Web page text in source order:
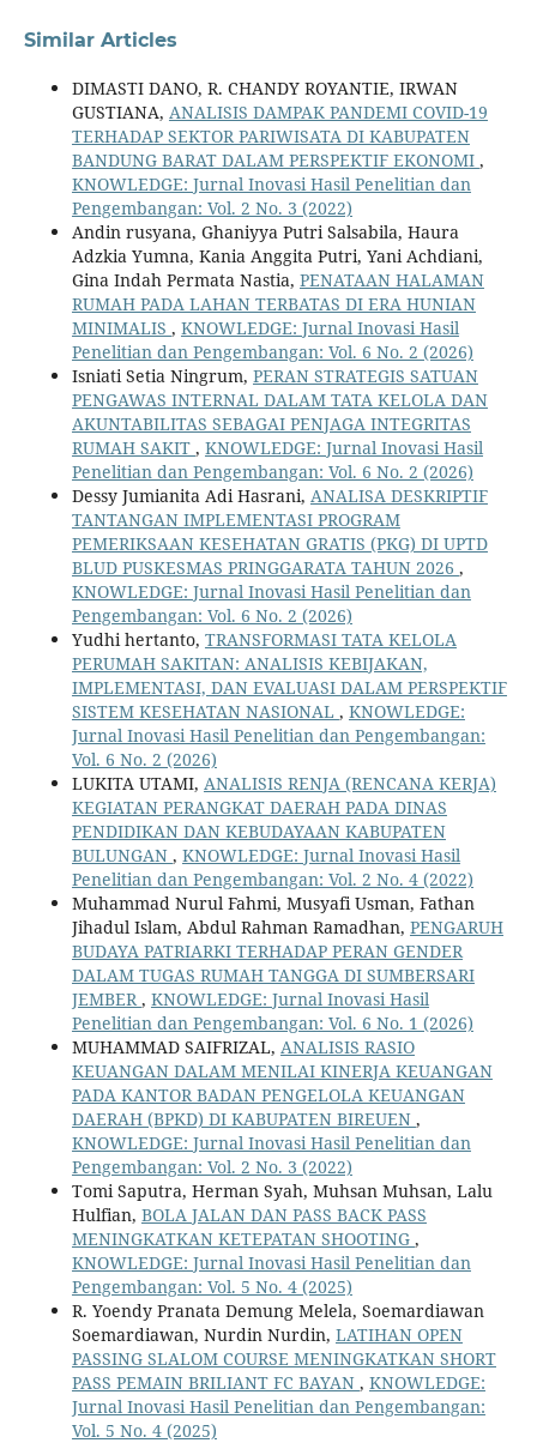
Similar Articles
DIMASTI DANO, R. CHANDY ROYANTIE, IRWAN
GUSTIANA, ANALISIS DAMPAK PANDEMI COVID-19
TERHADAP SEKTOR PARIWISATA DI KABUPATEN
BANDUNG BARAT DALAM PERSPEKTIF EKONOMI ,
KNOWLEDGE: Jurnal Inovasi Hasil Penelitian dan
Pengembangan: Vol. 2 No. 3 (2022)
Andin rusyana, Ghaniyya Putri Salsabila, Haura
Adzkia Yumna, Kania Anggita Putri, Yani Achdiani,
Gina Indah Permata Nastia, PENATAAN HALAMAN
RUMAH PADA LAHAN TERBATAS DI ERA HUNIAN
MINIMALIS , KNOWLEDGE: Jurnal Inovasi Hasil
Penelitian dan Pengembangan: Vol. 6 No. 2 (2026)
Isniati Setia Ningrum, PERAN STRATEGIS SATUAN
PENGAWAS INTERNAL DALAM TATA KELOLA DAN
AKUNTABILITAS SEBAGAI PENJAGA INTEGRITAS
RUMAH SAKIT , KNOWLEDGE: Jurnal Inovasi Hasil
Penelitian dan Pengembangan: Vol. 6 No. 2 (2026)
Dessy Jumianita Adi Hasrani, ANALISA DESKRIPTIF
TANTANGAN IMPLEMENTASI PROGRAM
PEMERIKSAAN KESEHATAN GRATIS (PKG) DI UPTD
BLUD PUSKESMAS PRINGGARATA TAHUN 2026 ,
KNOWLEDGE: Jurnal Inovasi Hasil Penelitian dan
Pengembangan: Vol. 6 No. 2 (2026)
Yudhi hertanto, TRANSFORMASI TATA KELOLA
PERUMAH SAKITAN: ANALISIS KEBIJAKAN,
IMPLEMENTASI, DAN EVALUASI DALAM PERSPEKTIF
SISTEM KESEHATAN NASIONAL , KNOWLEDGE:
Jurnal Inovasi Hasil Penelitian dan Pengembangan:
Vol. 6 No. 2 (2026)
LUKITA UTAMI, ANALISIS RENJA (RENCANA KERJA)
KEGIATAN PERANGKAT DAERAH PADA DINAS
PENDIDIKAN DAN KEBUDAYAAN KABUPATEN
BULUNGAN , KNOWLEDGE: Jurnal Inovasi Hasil
Penelitian dan Pengembangan: Vol. 2 No. 4 (2022)
Muhammad Nurul Fahmi, Musyafi Usman, Fathan
Jihadul Islam, Abdul Rahman Ramadhan, PENGARUH
BUDAYA PATRIARKI TERHADAP PERAN GENDER
DALAM TUGAS RUMAH TANGGA DI SUMBERSARI
JEMBER , KNOWLEDGE: Jurnal Inovasi Hasil
Penelitian dan Pengembangan: Vol. 6 No. 1 (2026)
MUHAMMAD SAIFRIZAL, ANALISIS RASIO
KEUANGAN DALAM MENILAI KINERJA KEUANGAN
PADA KANTOR BADAN PENGELOLA KEUANGAN
DAERAH (BPKD) DI KABUPATEN BIREUEN ,
KNOWLEDGE: Jurnal Inovasi Hasil Penelitian dan
Pengembangan: Vol. 2 No. 3 (2022)
Tomi Saputra, Herman Syah, Muhsan Muhsan, Lalu
Hulfian, BOLA JALAN DAN PASS BACK PASS
MENINGKATKAN KETEPATAN SHOOTING ,
KNOWLEDGE: Jurnal Inovasi Hasil Penelitian dan
Pengembangan: Vol. 5 No. 4 (2025)
R. Yoendy Pranata Demung Melela, Soemardiawan
Soemardiawan, Nurdin Nurdin, LATIHAN OPEN
PASSING SLALOM COURSE MENINGKATKAN SHORT
PASS PEMAIN BRILIANT FC BAYAN , KNOWLEDGE:
Jurnal Inovasi Hasil Penelitian dan Pengembangan:
Vol. 5 No. 4 (2025)